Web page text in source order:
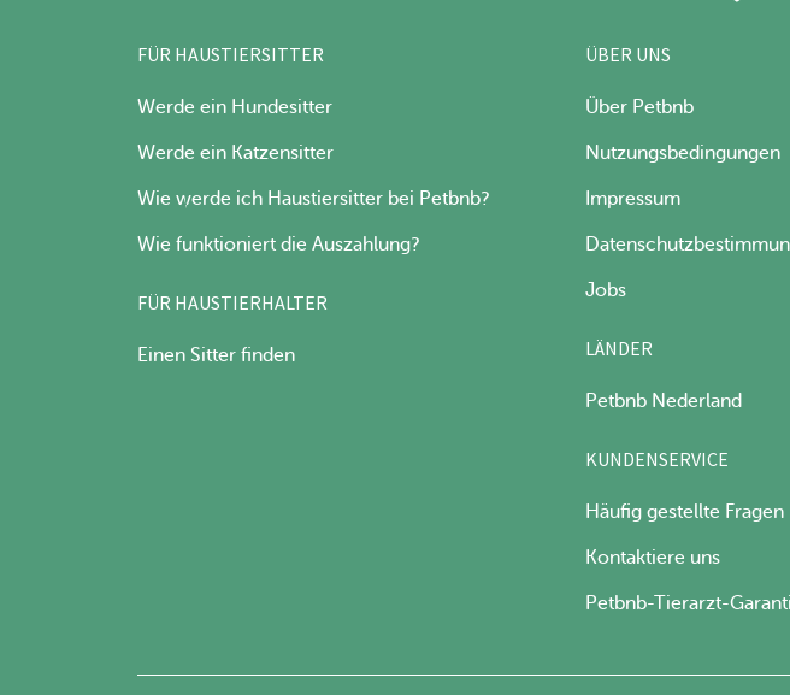
FÜR HAUSTIERSITTER
Werde ein Hundesitter
Werde ein Katzensitter
Wie werde ich Haustiersitter bei Petbnb?
Wie funktioniert die Auszahlung?
FÜR HAUSTIERHALTER
Einen Sitter finden
ÜBER UNS
Über Petbnb
Nutzungsbedingungen
Impressum
Jobs
LÄNDER
Petbnb Nederland
KUNDENSERVICE
Häufig gestellte Fragen
Kontaktiere uns
Petbnb-Tierarzt-